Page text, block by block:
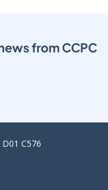
from CCPC
C576